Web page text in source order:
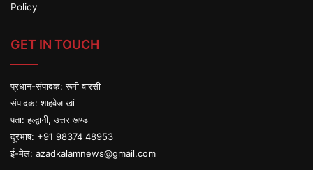
Policy
GET IN TOUCH
प्रधान-संपादक: रूमी वारसी
संपादक: शाहवेज खां
पता: हल्द्वानी, उत्तराखण्ड
दूरभाष: +91 98374 48953
ई-मेल: azadkalamnews@gmail.com